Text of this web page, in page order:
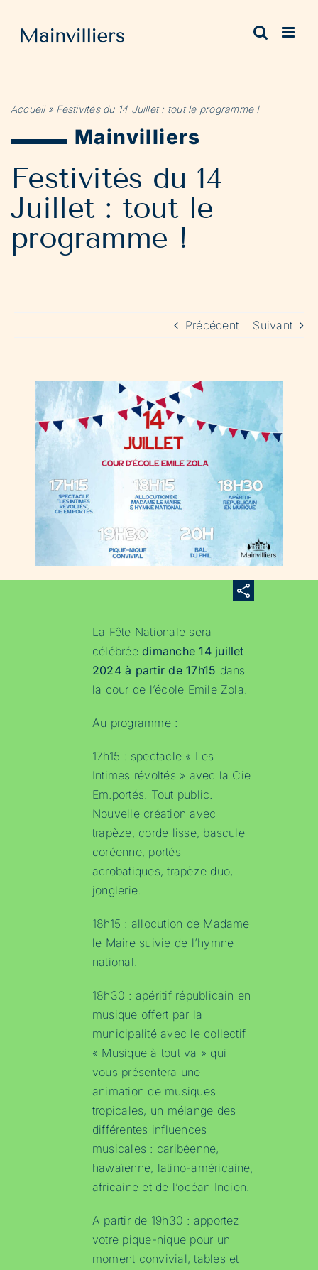
contenu
Accueil» Festivités du 14 Juillet : tout le programme !
Mainvilliers
Festivités du 14
Juillet : tout le
programme !
Précédent Suivant
La Fête Nationale sera
célébréedimanche 14 juillet
2024 à partir de 17h15 dans
la cour de l’école Emile Zola.
Au programme :
17h15 : spectacle « Les
Intimes révoltés » avec la Cie
Em.portés. Tout public.
Nouvelle création avec
trapèze, corde lisse, bascule
coréenne, portés
acrobatiques, trapèze duo,
jonglerie.
18h15 : allocution de Madame
le Maire suivie de l’hymne
national.
18h30 : apéritif républicain en
musique offert par la
municipalité avec le collectif
« Musique à tout va » qui
vous présentera une
animation de musiques
tropicales, un mélange des
différentes influences
musicales : caribéenne,
hawaïenne, latino-américaine,
africaine et de l’océan Indien.
A partir de 19h30 : apportez
votre pique-nique pour un
moment convivial, tables et